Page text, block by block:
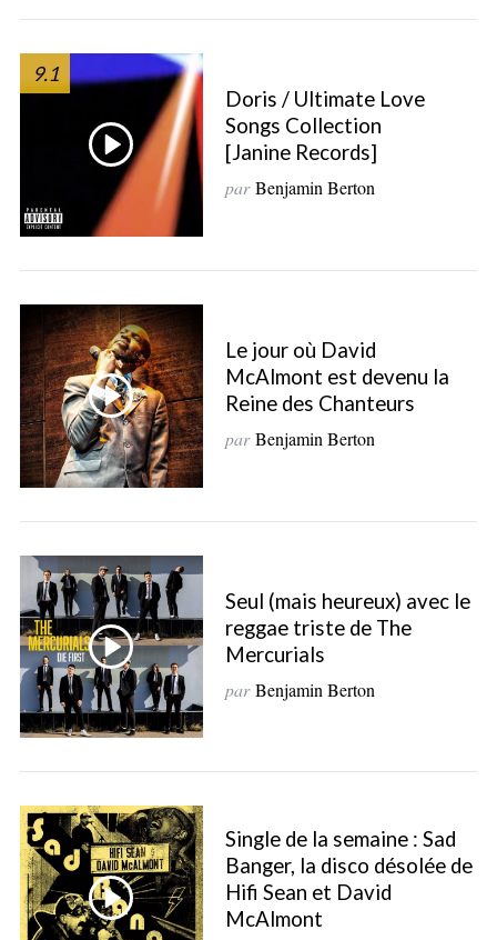
9.1
Doris / Ultimate Love
Songs Collection
[Janine Records]
par Benjamin Berton
Le jour où David
McAlmont est devenu la
Reine des Chanteurs
par Benjamin Berton
Seul (mais heureux) avec le
reggae triste de The
Mercurials
par Benjamin Berton
Single de la semaine : Sad
Banger, la disco désolée de
Hifi Sean et David
McAlmont
S
r
c
h
f
o
r
: